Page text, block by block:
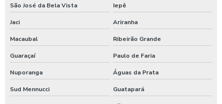
São José da Bela Vista Iepê
Jaci Ariranha
Macaubal Ribeirão Grande
Guaraçaí Paulo de Faria
Nuporanga Águas da Prata
Sud Mennucci Guatapará